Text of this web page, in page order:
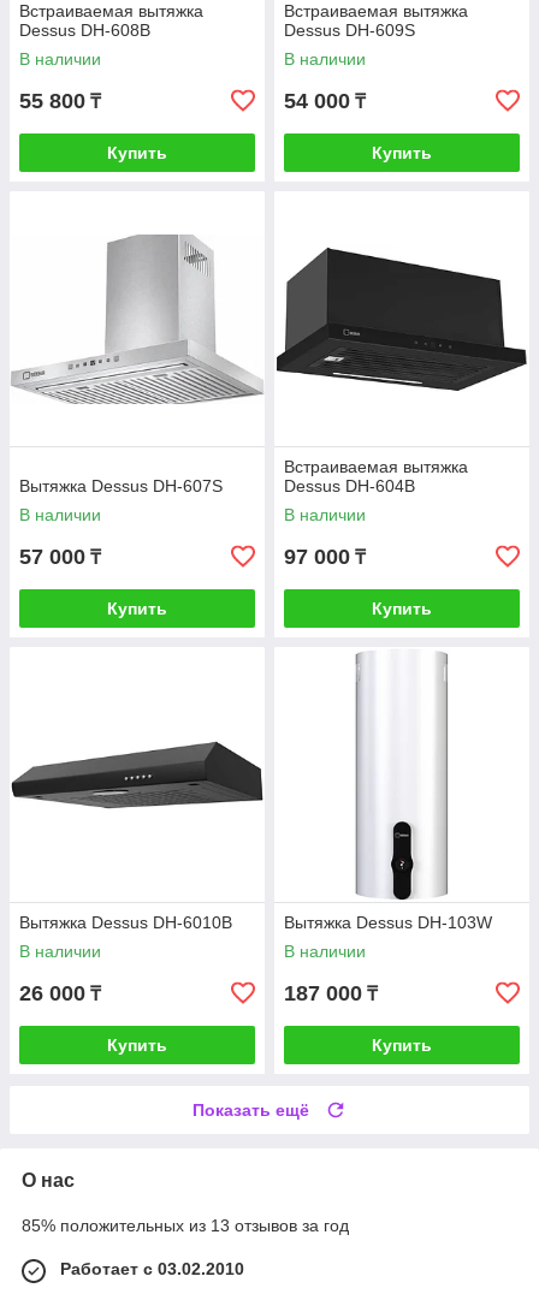
Встраиваемая вытяжка
Dessus DH-608B
В наличии
55 800 ₸
Купить
Встраиваемая вытяжка
Dessus DH-609S
В наличии
54 000 ₸
Купить
Вытяжка Dessus DH-607S
В наличии
57 000 ₸
Купить
Встраиваемая вытяжка
Dessus DH-604B
В наличии
97 000 ₸
Купить
Вытяжка Dessus DH-6010B
В наличии
26 000 ₸
Купить
Вытяжка Dessus DH-103W
В наличии
187 000 ₸
Купить
Показать ещё
О нас
85% положительных из 13 отзывов за год
Работает с 03.02.2010